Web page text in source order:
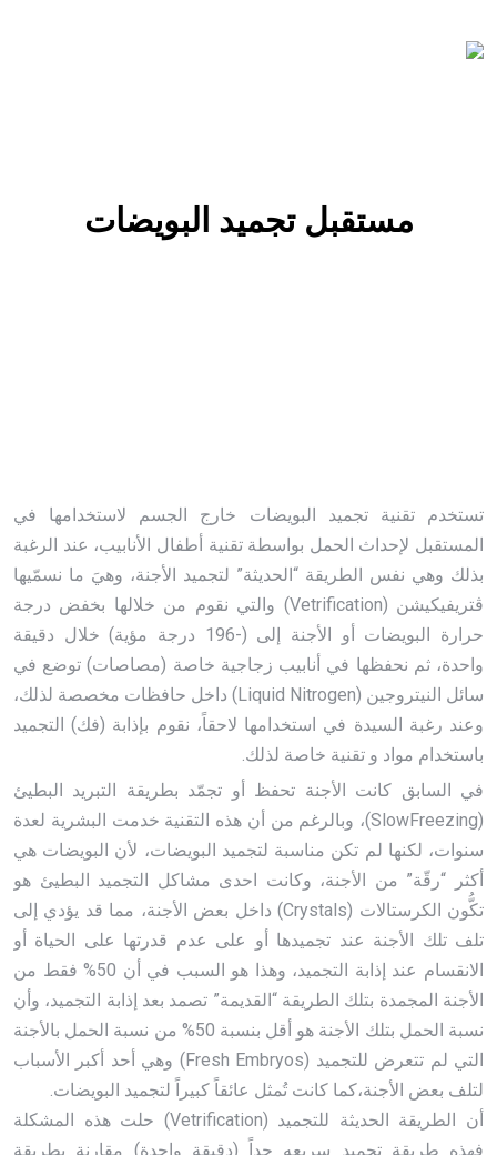
مستقبل تجميد البويضات
تستخدم تقنية تجميد البويضات خارج الجسم لاستخدامها في
المستقبل لإحداث الحمل بواسطة تقنية أطفال الأنابيب، عند الرغبة
بذلك وهي نفس الطريقة “الحديثة” لتجميد الأجنة، وهيَ ما نسمّيها
ڤتريفيكيشن (Vetrification) والتي نقوم من خلالها بخفض درجة
حرارة البويضات أو الأجنة إلى (-196 درجة مؤية) خلال دقيقة
واحدة، ثم نحفظها في أنابيب زجاجية خاصة (مصاصات) توضع في
سائل النيتروجين (Liquid Nitrogen) داخل حافظات مخصصة لذلك،
وعند رغبة السيدة في استخدامها لاحقاً، نقوم بإذابة (فك) التجميد
باستخدام مواد و تقنية خاصة لذلك.
في السابق كانت الأجنة تحفظ أو تجمّد بطريقة التبريد البطيئ
(SlowFreezing)، وبالرغم من أن هذه التقنية خدمت البشرية لعدة
سنوات، لكنها لم تكن مناسبة لتجميد البويضات، لأن البويضات هي
أكثر “رقّة” من الأجنة، وكانت احدى مشاكل التجميد البطيئ هو
تكُّون الكرستالات (Crystals) داخل بعض الأجنة، مما قد يؤدي إلى
تلف تلك الأجنة عند تجميدها أو على عدم قدرتها على الحياة أو
الانقسام عند إذابة التجميد، وهذا هو السبب في أن 50% فقط من
الأجنة المجمدة بتلك الطريقة “القديمة” تصمد بعد إذابة التجميد، وأن
نسبة الحمل بتلك الأجنة هو أقل بنسبة 50% من نسبة الحمل بالأجنة
التي لم تتعرض للتجميد (Fresh Embryos) وهي أحد أكبر الأسباب
لتلف بعض الأجنة،كما كانت تُمثل عائقاً كبيراً لتجميد البويضات.
أن الطريقة الحديثة للتجميد (Vetrification) حلت هذه المشكلة
فهذه طريقة تجميد سريعه جداً (دقيقة واحدة) مقارنة بطريقة